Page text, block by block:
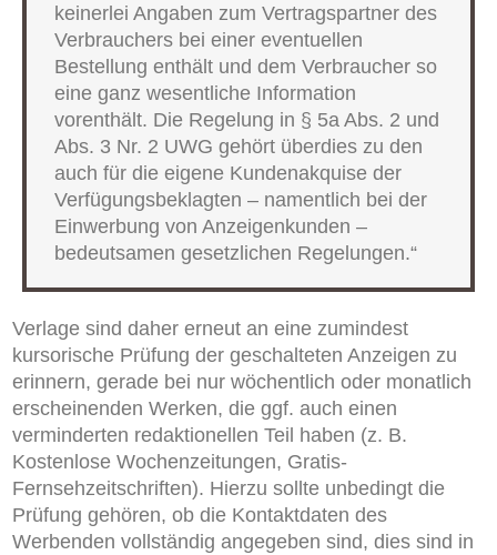
keinerlei Angaben zum Vertragspartner des
Verbrauchers bei einer eventuellen
Bestellung enthält und dem Verbraucher so
eine ganz wesentliche Information
vorenthält. Die Regelung in § 5a Abs. 2 und
Abs. 3 Nr. 2 UWG gehört überdies zu den
auch für die eigene Kundenakquise der
Verfügungsbeklagten – namentlich bei der
Einwerbung von Anzeigenkunden –
bedeutsamen gesetzlichen Regelungen.“
Verlage sind daher erneut an eine zumindest
kursorische Prüfung der geschalteten Anzeigen zu
erinnern, gerade bei nur wöchentlich oder monatlich
erscheinenden Werken, die ggf. auch einen
verminderten redaktionellen Teil haben (z. B.
Kostenlose Wochenzeitungen, Gratis-
Fernsehzeitschriften). Hierzu sollte unbedingt die
Prüfung gehören, ob die Kontaktdaten des
Werbenden vollständig angegeben sind,dies sind in